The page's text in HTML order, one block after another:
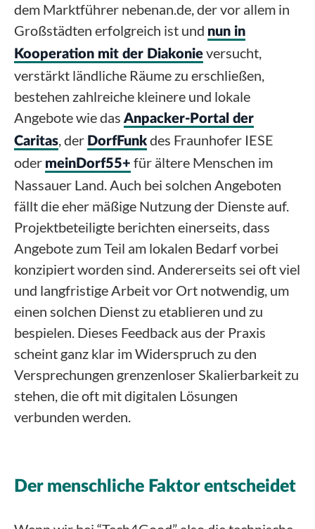
dem Marktführer nebenan.de, der vor allem in
Großstädten erfolgreich ist und nun in
Kooperation mit der Diakonie versucht,
verstärkt ländliche Räume zu erschließen,
bestehen zahlreiche kleinere und lokale
Angebote wie das Anpacker-Portal der
Caritas, der DorfFunk des Fraunhofer IESE
oder meinDorf55+ für ältere Menschen im
Nassauer Land. Auch bei solchen Angeboten
fällt die eher mäßige Nutzung der Dienste auf.
Projektbeteiligte berichten einerseits, dass
Angebote zum Teil am lokalen Bedarf vorbei
konzipiert worden sind. Andererseits sei oft viel
und langfristige Arbeit vor Ort notwendig, um
einen solchen Dienst zu etablieren und zu
bespielen. Dieses Feedback aus der Praxis
scheint ganz klar im Widerspruch zu den
Versprechungen grenzenloser Skalierbarkeit zu
stehen, die oft mit digitalen Lösungen
verbunden werden.
Der menschliche Faktor entscheidet